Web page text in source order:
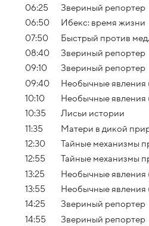
06:25
Звериный репортер
06:50
Ибекс: время жизни
07:50
Быстрый против
08:40
Звериный репортер
09:10
Звериный репортер
09:40
Необычные явления
10:10
Необычные явления
10:35
Лисьи истории
11:35
Матери в дикой
12:30
Тайные механизмы
12:55
Тайные механизмы
13:25
Необычные явления
13:55
Необычные явления
14:25
Звериный репортер
14:55
Звериный репортер